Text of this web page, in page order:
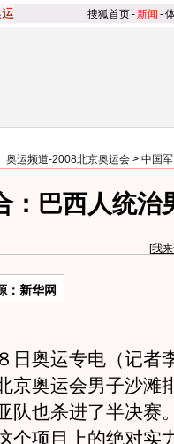
搜狐首页-新闻 -
奥运频道-2008北京奥运会 > 中国
：巴西人统治
[我
：新华网
奥运专电（记者
京奥运会男子沙滩
队也杀进了半决赛
个项目上的绝对实